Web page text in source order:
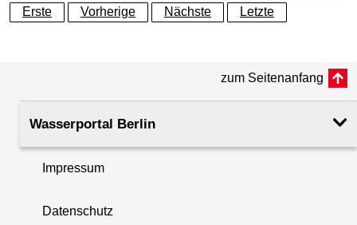
Erste
Vorherige Nächste Letzte
zum Seitenanfang
Wasserportal Berlin
Impressum
Datenschutz